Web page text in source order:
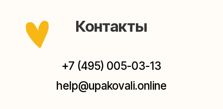
(как пройти)
Мастерская на Плющихе
+7 (980) 495-03-13